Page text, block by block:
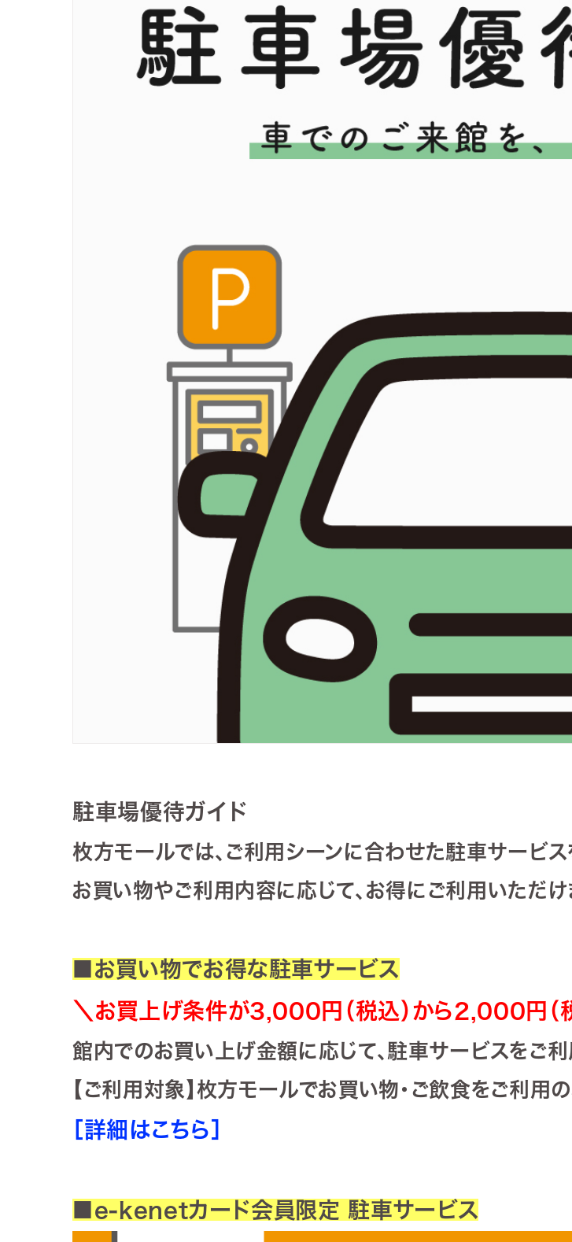
駐車場優待ガイド
枚方モールでは、ご利用シーンに合わせた駐車サービス
お買い物やご利用内容に応じて、お得にご利用いただけ
■お買い物でお得な駐車サービス
＼お買上げ条件が3,000円（税込）から2,000円（
館内でのお買い上げ金額に応じて、駐車サービスをご利
【ご利用対象】枚方モールでお買い物・ご飲食をご利用
［詳細はこちら］
■e-kenetカード会員限定 駐車サービス